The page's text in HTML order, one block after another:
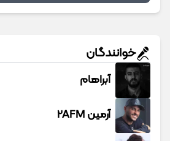
خوانندگان
آبراهام
آرمین 2AFM